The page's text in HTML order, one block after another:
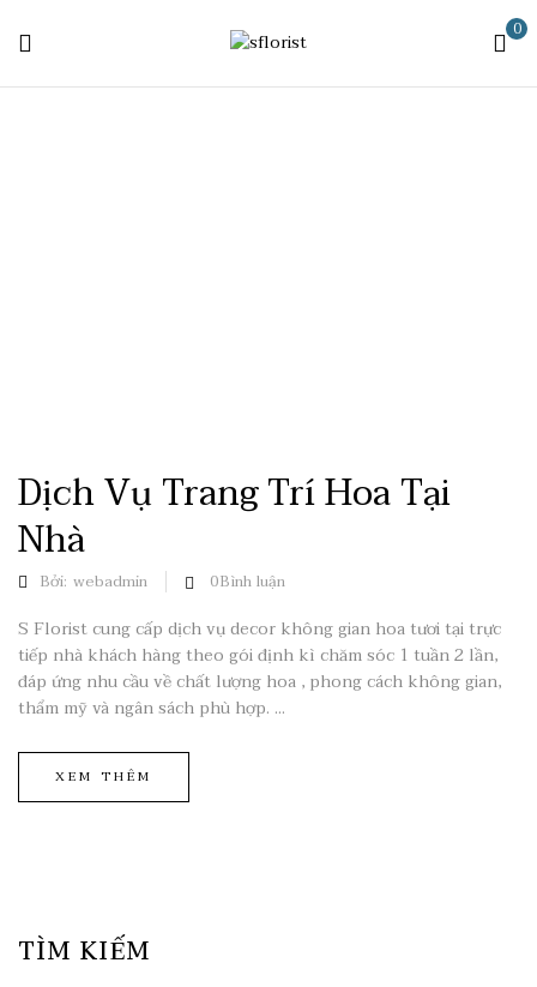
0
TÌM KIẾM
Dịch Vụ Trang Trí Hoa Tại
Nhà
Bởi: webadmin 0Bình luận
S Florist cung cấp dịch vụ decor không gian hoa tươi tại trực
tiếp nhà khách hàng theo gói định kì chăm sóc 1 tuần 2 lần,
đáp ứng nhu cầu về chất lượng hoa , phong cách không gian,
thẩm mỹ và ngân sách phù hợp. ...
XEM THÊM